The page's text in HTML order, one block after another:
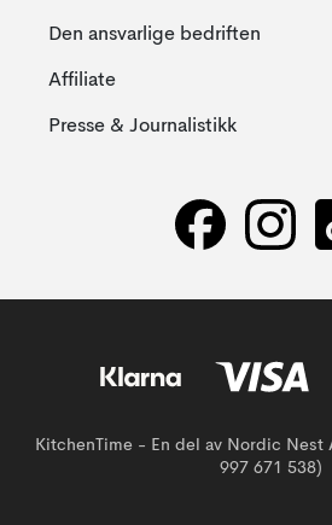
Den ansvarlige bedriften
Affiliate
Presse & Journalistikk
KitchenTime - En del av Nordic Nest
997 671 538)